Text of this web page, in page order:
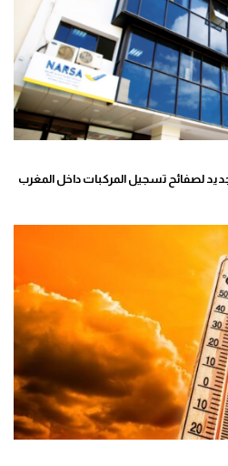
لصفائح تسجيل المركبات داخل المغرب